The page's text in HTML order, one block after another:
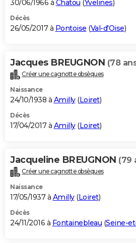
30/06/1966 à Chatou (Yvelines)
Décès
26/05/2017 à Pontoise (Val-d'Oise)
Jacques BREUGNON (78
Créer une cagnotte obsèques
Naissance
24/10/1938 à Amilly(Loiret)
Décès
17/04/2017 à Amilly(Loiret)
Jacqueline BREUGNON (79
Créer une cagnotte obsèques
Naissance
17/05/1937 à Amilly(Loiret)
Décès
24/11/2016 à Fontainebleau (Seine-